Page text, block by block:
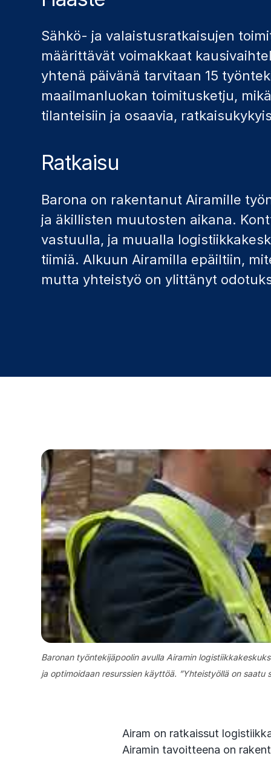
Sähkö- ja valaistusratkaisujen
määrittävät voimakkaat
yhtenä päivänä tarvitaan 15
maailmanluokan toimitusketju,
tilanteisiin ja osaavia,
Ratkaisu
Barona on rakentanut Airamille
ja äkillisten muutosten aikana.
vastuulla, ja muualla
tiimiä. Alkuun Airamilla epäiltiin,
mutta yhteistyö on ylittänyt
Baronan työntekijäpoolin avulla Airamin
ja optimoidaan resurssien käyttöä. ”Yhteistyöllä on
Airam on ratkaissut
Airamin tavoitteena on